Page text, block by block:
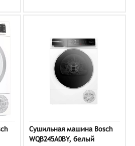
Сушильная машина Bosch
WQB245A0BY, белый